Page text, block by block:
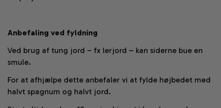
Anbefaling ved fyldning
Ved brug af tung jord – fx lerjord – kan siderne bue en
smule.
For at afhjælpe dette anbefaler vi at fylde højbedet med
halvt spagnum og halvt jord.